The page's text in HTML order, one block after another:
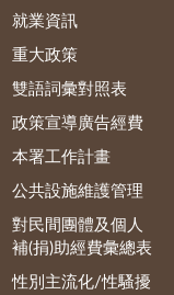
就業資訊
重大政策
雙語詞彙對照表
政策宣導廣告經費
本署工作計畫
公共設施維護管理
對民間團體及個人
補(捐)助經費彙總表
性別主流化/性騷擾